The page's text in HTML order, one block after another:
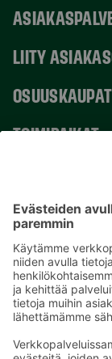
LIITY
OSUUSKAUPAT
TOIMIPAIKAT